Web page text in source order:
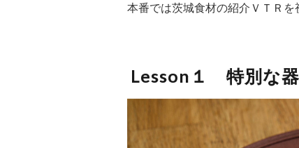
本番では茨城食材の紹介ＶＴＲを
Lesson１ 特別な